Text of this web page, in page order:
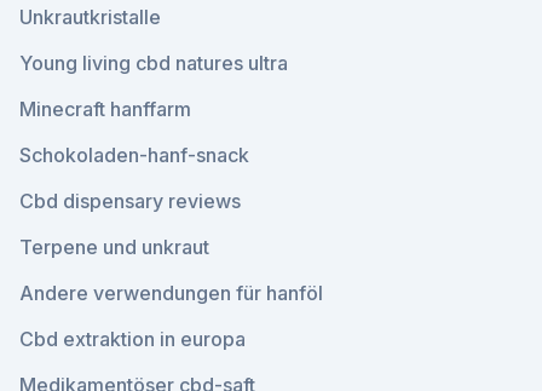
Unkrautkristalle
Young living cbd natures ultra
Minecraft hanffarm
Schokoladen-hanf-snack
Cbd dispensary reviews
Terpene und unkraut
Andere verwendungen für hanföl
Cbd extraktion in europa
Medikamentöser cbd-saft